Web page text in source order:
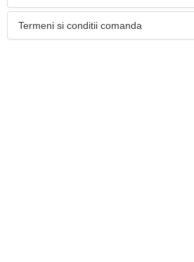
Termeni si conditii comanda